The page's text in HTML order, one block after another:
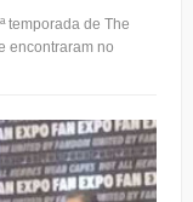
temporada de The
encontraram no